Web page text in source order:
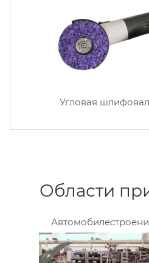
Угловая
Области